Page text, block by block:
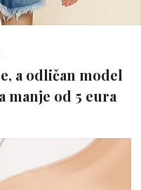
a odličan model
manje od 5 eura